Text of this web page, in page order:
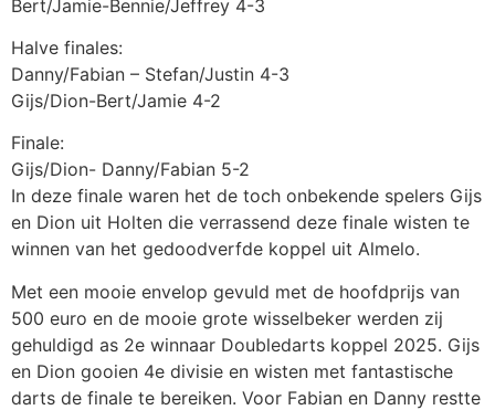
Bert/Jamie-Bennie/Jeffrey 4-3
Halve finales:
Danny/Fabian – Stefan/Justin 4-3
Gijs/Dion-Bert/Jamie 4-2
Finale:
Gijs/Dion- Danny/Fabian 5-2
In deze finale waren het de toch onbekende spelers Gijs
en Dion uit Holten die verrassend deze finale wisten te
winnen van het gedoodverfde koppel uit Almelo.
Met een mooie envelop gevuld met de hoofdprijs van
500 euro en de mooie grote wisselbeker werden zij
gehuldigd as 2e winnaar Doubledarts koppel 2025. Gijs
en Dion gooien 4e divisie en wisten met fantastische
darts de finale te bereiken. Voor Fabian en Danny restte